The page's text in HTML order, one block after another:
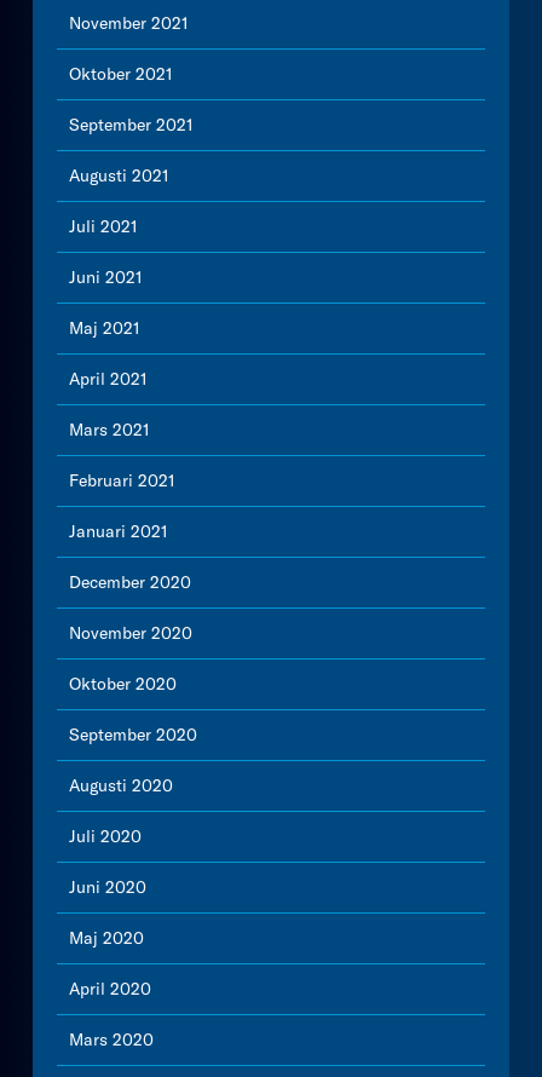
November 2021
Oktober 2021
September 2021
Augusti 2021
Juli 2021
Juni 2021
Maj 2021
April 2021
Mars 2021
Februari 2021
Januari 2021
December 2020
November 2020
Oktober 2020
September 2020
Augusti 2020
Juli 2020
Juni 2020
Maj 2020
April 2020
Mars 2020